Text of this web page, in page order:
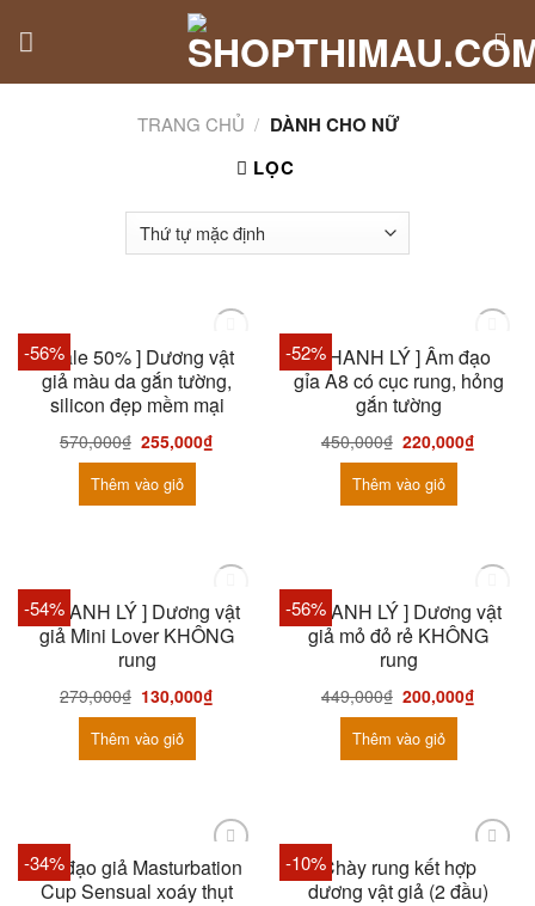
TRANG CHỦ / DÀNH CHO NỮ
LỌC
-56% HẾT HÀNG
[ Sale 50% ] Dương vật
giả màu da gắn tường,
silicon đẹp mềm mại
570,000₫ 255,000₫
Thêm vào giỏ
-52% HẾT HÀNG
[ THANH LÝ ] Âm đạo
gỉa A8 có cục rung, hỏng
gắn tường
450,000₫ 220,000₫
Thêm vào giỏ
-54% HẾT HÀNG
[ THANH LÝ ] Dương vật
giả Mini Lover KHÔNG
rung
279,000₫ 130,000₫
Thêm vào giỏ
-56% HẾT HÀNG
[ THANH LÝ ] Dương vật
giả mỏ đỏ rẻ KHÔNG
rung
449,000₫ 200,000₫
Thêm vào giỏ
-34%
Âm đạo giả Masturbation
Cup Sensual xoáy thụt
-10%Chày rung kết hợp
dương vật giả (2 đầu)